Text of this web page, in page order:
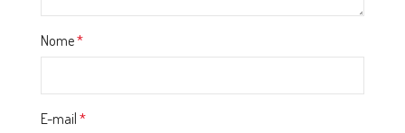
Nome*
E-mail *